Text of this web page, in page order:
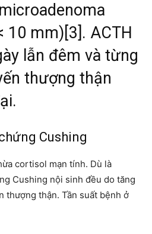
10 mm)[3]. ACTH
lẫn đêm và từng
thượng thận
Cushing
cortisol mạn tính. Dù là
Cushing nội sinh đều do tăng
thượng thận. Tần suất bệnh ở